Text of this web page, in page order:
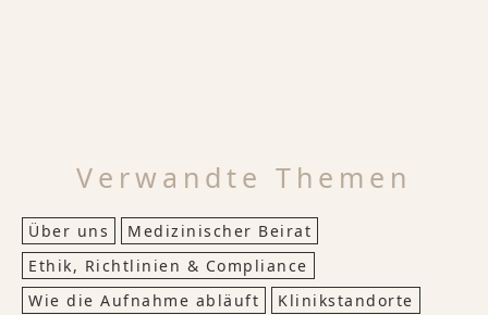
Verwandte Themen
Über uns
Medizinischer Beirat
Ethik, Richtlinien & Compliance
Wie die Aufnahme abläuft
Klinikstandorte